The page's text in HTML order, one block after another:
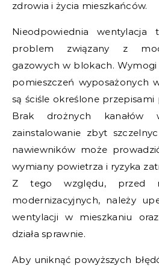
zdrowia i życia mieszkańców.
Nieodpowiednia
problem związany z
gazowych w blokach.
pomieszczeń wyposażonych
są ściśle określone
Brak drożnych kanałów
zainstalowanie zbyt
nawiewników może
wymiany powietrza i ryzyka
Z tego względu, przed
modernizacyjnych, należy
wentylacji w mieszkaniu
działa sprawnie.
Aby uniknąć powyższych